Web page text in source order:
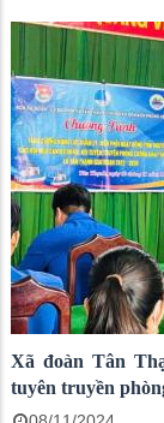
Xã đoàn Tân
tuyên truyền